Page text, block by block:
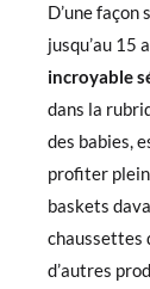
D’une
jusqu’au 15
incroyable
dans la
des babies,
profiter
baskets
chaussettes
d’autres